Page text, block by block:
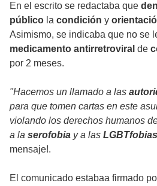
En el escrito se redactaba que
público la condición y
Asimismo, se indicaba que no se
medicamento antirretroviral de
por 2 meses.
"Hacemos un llamado a las
para que tomen cartas en este
violando los derechos humanos
a la serofobia y a las LGBTfobias
mensaje!.
El comunicado estabaa firmado